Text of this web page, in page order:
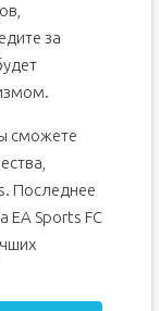
за
сможете
Последнее
EA Sports FC